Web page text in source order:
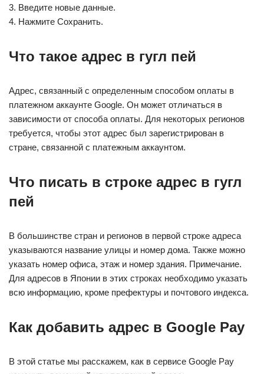
3. Введите новые данные.
4. Нажмите Сохранить.
Что такое адрес в гугл пей
Адрес, связанный с определенным способом оплаты в
платежном аккаунте Google. Он может отличаться в
зависимости от способа оплаты. Для некоторых регионов
требуется, чтобы этот адрес был зарегистрирован в
стране, связанной с платежным аккаунтом.
Что писать в строке адрес в гугл
пей
В большинстве стран и регионов в первой строке адреса
указываются название улицы и номер дома. Также можно
указать номер офиса, этаж и номер здания. Примечание.
Для адресов в Японии в этих строках необходимо указать
всю информацию, кроме префектуры и почтового индекса.
Как добавить адрес в Google Pay
В этой статье мы расскажем, как в сервисе Google Pay